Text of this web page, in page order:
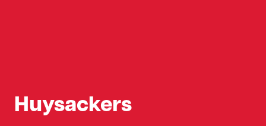
Huysackers